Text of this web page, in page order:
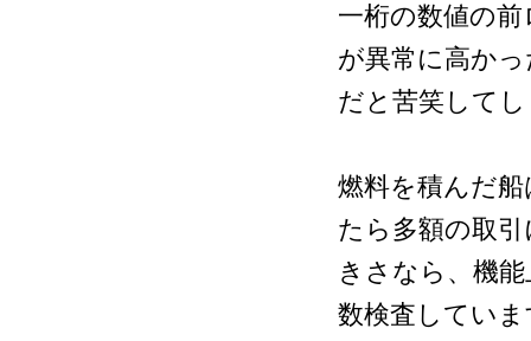
一桁の数値の
が異常に高か
だと苦笑して
燃料を積んだ
たら多額の取
きさなら、機
数検査してい